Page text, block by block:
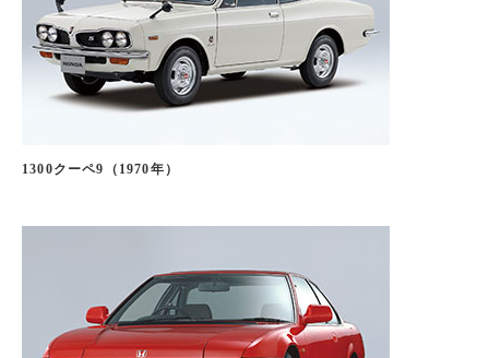
1300クーペ9（1970年）